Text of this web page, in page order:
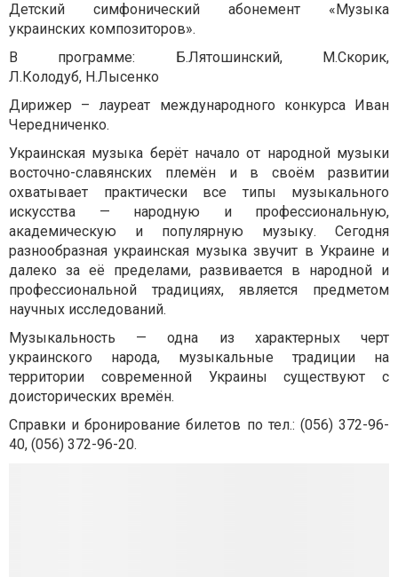
Детский симфонический абонемент «Музыка
украинских композиторов».
В программе: Б.Лятошинский, М.Скорик,
Л.Колодуб, Н.Лысенко
Дирижер – лауреат международного конкурса Иван
Чередниченко.
Украинская музыка берёт начало от народной музыки
восточно-славянских племён и в своём развитии
охватывает практически все типы музыкального
искусства — народную и профессиональную,
академическую и популярную музыку. Сегодня
разнообразная украинская музыка звучит в Украине и
далеко за её пределами, развивается в народной и
профессиональной традициях, является предметом
научных исследований.
Музыкальность — одна из характерных черт
украинского народа, музыкальные традиции на
территории современной Украины существуют с
доисторических времён.
Справки и бронирование билетов по тел.: (056) 372-96-
40, (056) 372-96-20.